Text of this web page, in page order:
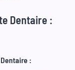
Dentaire :
: